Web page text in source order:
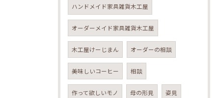
ハンドメイド家具雑貨木工屋
オーダーメイド家具雑貨木工屋
木工屋けーじまん オーダーの相談
美味しいコーヒー 相談
作って欲しいモノ 母の形見 姿見